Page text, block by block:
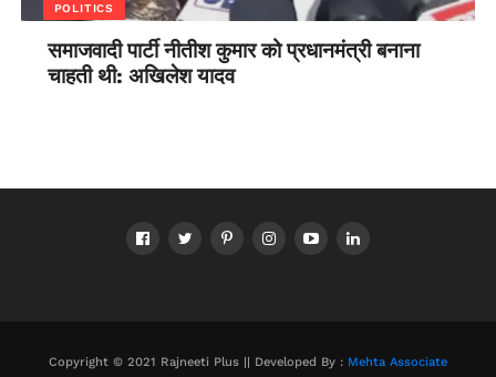
POLITICS
समाजवादी पार्टी नीतीश कुमार को प्रधानमंत्री बनाना
चाहती थी: अखिलेश यादव
Copyright © 2021 Rajneeti Plus || Developed By : Mehta Associate